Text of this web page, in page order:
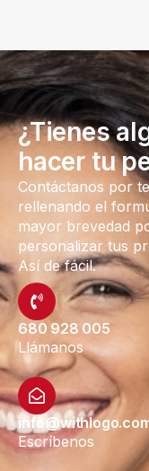
¿Tienes
hacer tu
Contáctanos por
rellenando el
mayor brevedad
personalizar tus
Así de fácil.
680 928 005
Llámanos
Escríbenos